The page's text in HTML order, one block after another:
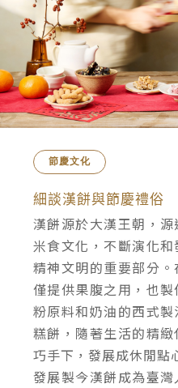
節慶文化
細談漢餅與節慶禮俗
漢餅源於大漢王朝，
米食文化，不斷演化
精神文明的重要部分
僅提供果腹之用，也
粉原料和奶油的西式
糕餅，隨著生活的精
巧手下，發展成休閒點
發展製今漢餅成為臺灣